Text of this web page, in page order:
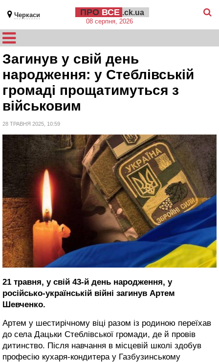
Черкаси ПРО ВСЕ .ck.ua
08 серпня, 2026
Загинув у свій день
народження: у Стеблівській
громаді прощатимуться з
військовим
28 ТРАВНЯ 2025, 10:59
21 травня, у свій 43-й день народження, у
російсько-українській війні загинув Артем
Шевченко.
Артем у шестирічному віці разом із родиною переїхав
до села Дацьки Стеблівської громади, де й провів
дитинство. Після навчання в місцевій школі здобув
професію кухаря-кондитера у Газбузинському